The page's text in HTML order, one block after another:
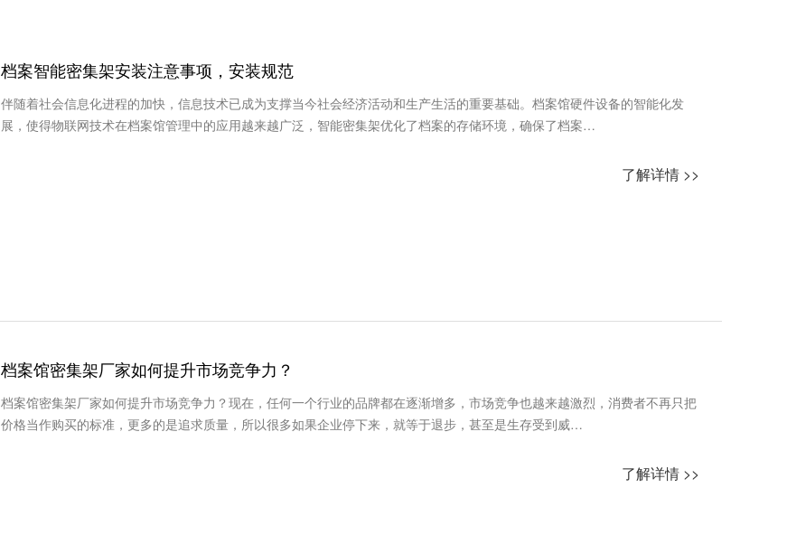
档案智能密集架安装注意事项，安装规范
伴随着社会信息化进程的加快，信息技术已成为支撑当今社会经济活动和生产生活的重要基础。档案馆硬件设备的智能化发
展，使得物联网技术在档案馆管理中的应用越来越广泛，智能密集架优化了档案的存储环境，确保了档案…
了解详情 >>
档案馆密集架厂家如何提升市场竞争力？
档案馆密集架厂家如何提升市场竞争力？现在，任何一个行业的品牌都在逐渐增多，市场竞争也越来越激烈，消费者不再只把
价格当作购买的标准，更多的是追求质量，所以很多如果企业停下来，就等于退步，甚至是生存受到威…
了解详情 >>